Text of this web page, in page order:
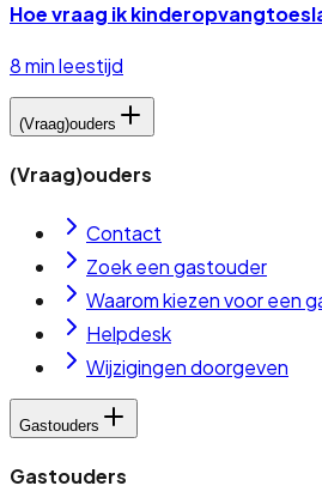
Hoe vraag ik
8 min leestijd
(Vraag)ouders
(Vraag)ouders
Contact
Zoek een gastouder
Waarom kiezen voor een
Helpdesk
Wijzigingen doorgeven
Gastouders
Gastouders